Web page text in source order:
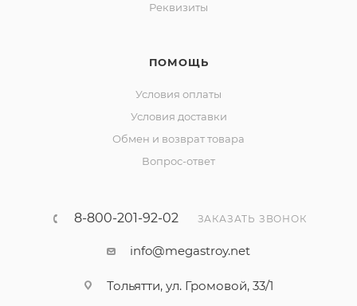
Реквизиты
ПОМОЩЬ
Условия оплаты
Условия доставки
Обмен и возврат товара
Вопрос-ответ
8-800-201-92-02 ЗАКАЗАТЬ ЗВОНОК
info@megastroy.net
Тольятти, ул. Громовой, 33/1